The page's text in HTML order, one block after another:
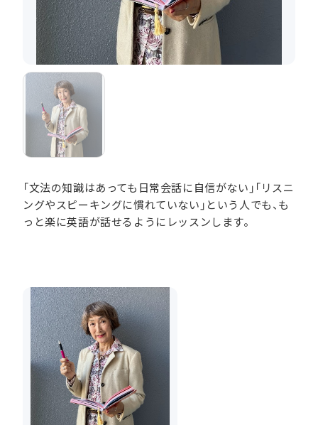
「文法の知識はあっても日常会話に自信がない」「リスニ
ングやスピーキングに慣れていない」という人でも、も
っと楽に英語が話せるようにレッスンします。